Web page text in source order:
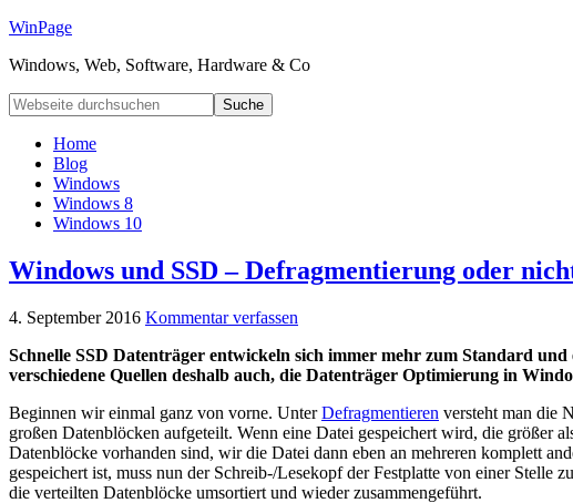
WinPage
Windows, Web, Software, Hardware & Co
Home
Blog
Windows
Windows 8
Windows 10
Windows und SSD – Defragmentierung oder
4. September 2016 Kommentar verfassen
Schnelle SSD Datenträger entwickeln sich immer mehr zum Standard
verschiedene Quellen deshalb auch, die Datenträger Optimierung in
Beginnen wir einmal ganz von vorne. UnterDefragmentieren versteht man die
großen Datenblöcken aufgeteilt. Wenn eine Datei gespeichert wird, die größer
Datenblöcke vorhanden sind, wir die Datei dann eben an mehreren komplett
gespeichert ist, muss nun der Schreib-/Lesekopf der Festplatte von einer
die verteilten Datenblöcke umsortiert und wieder zusammengeführt.